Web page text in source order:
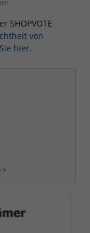
SHOPVOTE
von
hier.
>